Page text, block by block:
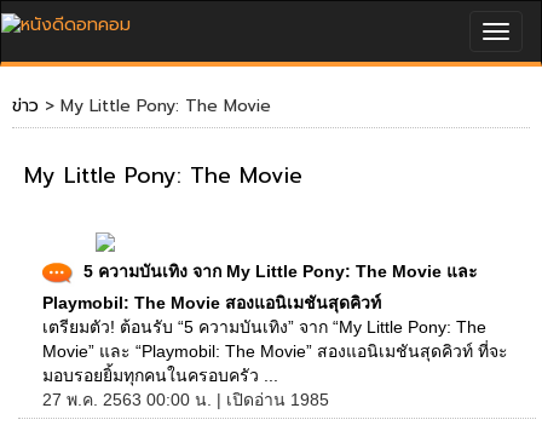
ข่าว > My Little Pony: The Movie
My Little Pony: The Movie
5 ความบันเทิง จาก My Little Pony: The Movie และ
Playmobil: The Movie สองแอนิเมชันสุดคิวท์
เตรียมตัว! ต้อนรับ “5 ความบันเทิง” จาก “My Little Pony: The
Movie” และ “Playmobil: The Movie” สองแอนิเมชันสุดคิวท์ ที่จะ
มอบรอยยิ้มทุกคนในครอบครัว ...
27 พ.ค. 2563 00:00 น. | เปิดอ่าน 1985